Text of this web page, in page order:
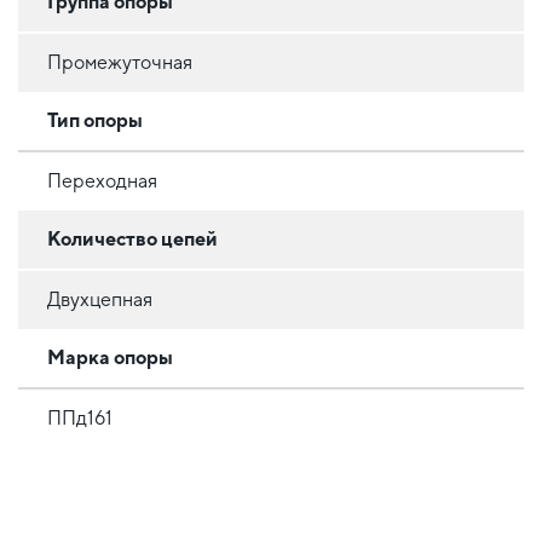
Промежуточная
Тип опоры
Переходная
Количество цепей
Двухцепная
Марка опоры
ППд161